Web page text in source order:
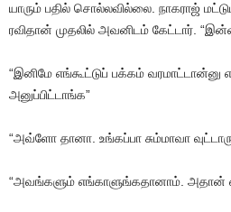
யாரும் பதில் சொல்லவில்லை. நாகராஜ்
ரவிதான் முதலில் அவனிடம் கேட்டார்.
“இனிமே எங்கூட்டுப் பக்கம் வரமாட்டான்னு
அனுப்பிட்டாங்க”
“அவ்ளோ தானா. உங்கப்பா சும்மாவா
“அவங்களும் எங்காளுங்கதானாம். அதான்